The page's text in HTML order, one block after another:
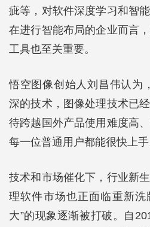
疵等，对软件深度学习和智
在进行智能布局的企业而言
工具也至关重要。
悟空图像创始人刘昌伟认为
深的技术，图像处理技术已
待跨越国外产品使用难度高
每一位普通用户都能很快上手
技术和市场催化下，行业新
理软件市场也正面临重新洗
大”的现象逐渐被打破。自